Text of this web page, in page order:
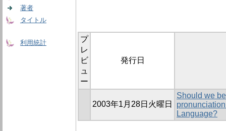
著者
タイトル
利用統計
プ
レ
ビ
ュ
ー
発行日
2003年1月28日火曜日
Should we
Language?